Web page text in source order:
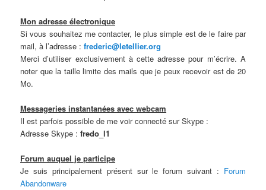
Mon adresse électronique
Si vous souhaitez me contacter, le plus simple est de le faire par
mail, à l’adresse :frederic@letellier.org
Merci d’utiliser exclusivement à cette adresse pour m’écrire. A
noter que la taille limite des mails que je peux recevoir est de 20
Mo.
Messageries instantanées avec webcam
Il est parfois possible de me voir connecté sur Skype :
Adresse Skype :fredo_l1
Forum auquel je participe
Je suis principalement présent sur le forum suivant : Forum
Abandonware